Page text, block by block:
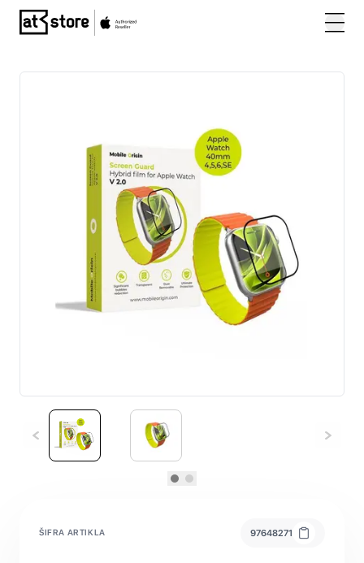
Posjetite početnu stranicu AT Store
ŠIFRA ARTIKLA 97648271